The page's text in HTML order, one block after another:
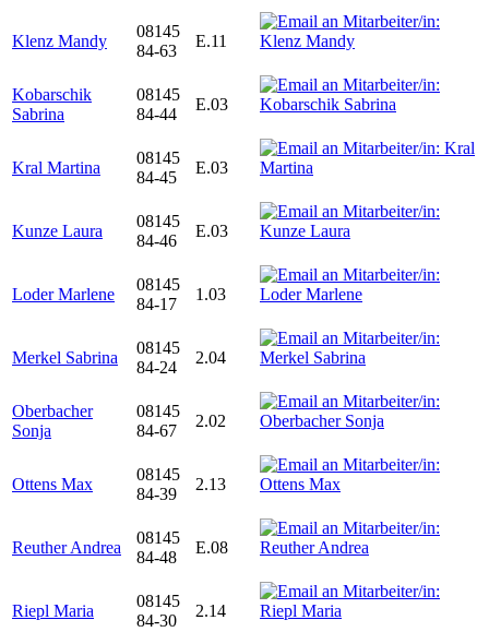
Klenz Mandy
08145
84-63
E.11
Kobarschik
Sabrina
08145
84-44
E.03
Kral Martina
08145
84-45
E.03
Kunze Laura
08145
84-46
E.03
Loder Marlene
08145
84-17
1.03
Merkel Sabrina
08145
84-24
2.04
Oberbacher
Sonja
08145
84-67
2.02
Ottens Max
08145
84-39
2.13
Reuther Andrea
08145
84-48
E.08
Riepl Maria
08145
84-30
2.14